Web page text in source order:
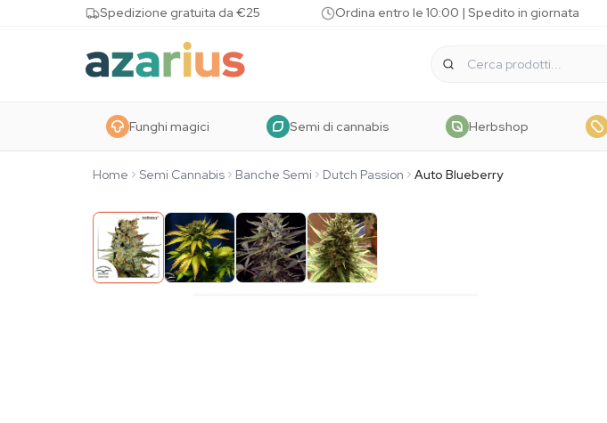
Skip to contentSpedizione gratuita da €25 Ordina entro le 10:00 | Spedito in giornata
Funghi magici Semi di cannabis Herbshop
Home Semi Cannabis Banche Semi Dutch Passion Auto Blueberry